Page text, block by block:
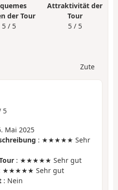
der Tour
5 / 5
Attraktivität der
Tour
5 / 5
Zute
5
Mai 2025
: ★★★★★ Sehr
: ★★★★★ Sehr gut
★★★★★ Sehr gut
: Nein